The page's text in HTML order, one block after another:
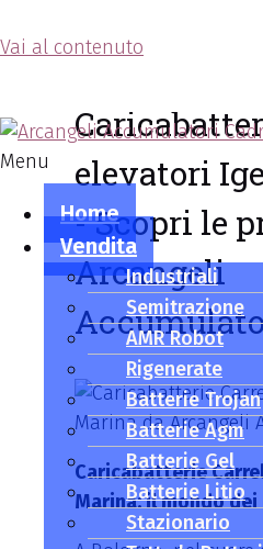
Vai al contenuto
Menu
Home
Vendita
Industriali
Semitrazione
AMR Robot
Rigenerate
Batterie Trojan
Batterie Agm
Batterie Gel
Batterie Litio
Stazionario
elevatori
- Scopri le
Arcangeli
Caricabatterie
Marina: il mondo